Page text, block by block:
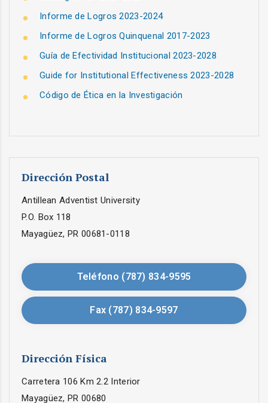
Informe de Logros 2023-2024
Informe de Logros Quinquenal 2017-2023
Guía de Efectividad Institucional 2023-2028
Guide for Institutional Effectiveness 2023-2028
Código de Ética en la Investigación
Dirección Postal
Antillean Adventist University
P.O. Box 118
Mayagüez, PR 00681-0118
Teléfono (787) 834-9595
Fax (787) 834-9597
Dirección Física
Carretera 106 Km 2.2 Interior
Mayagüez, PR 00680